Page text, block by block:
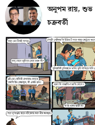
অনুপম রায়, শুভ
চক্রবর্তী